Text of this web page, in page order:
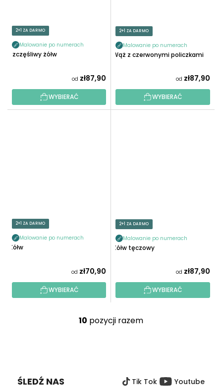
2+1 ZA DARMO
Malowanie po numerach
Szczęśliwy żółw
od zł87,90
WYBIERAĆ
2+1 ZA DARMO
Malowanie po numerach
Wąż z czerwonymi policzkami
od zł87,90
WYBIERAĆ
2+1 ZA DARMO
Malowanie po numerach
Żółw
od zł70,90
WYBIERAĆ
2+1 ZA DARMO
Malowanie po numerach
Żółw tęczowy
od zł87,90
WYBIERAĆ
K
10 pozycji razem
ŚLEDŹ NAS Tik Tok Youtube